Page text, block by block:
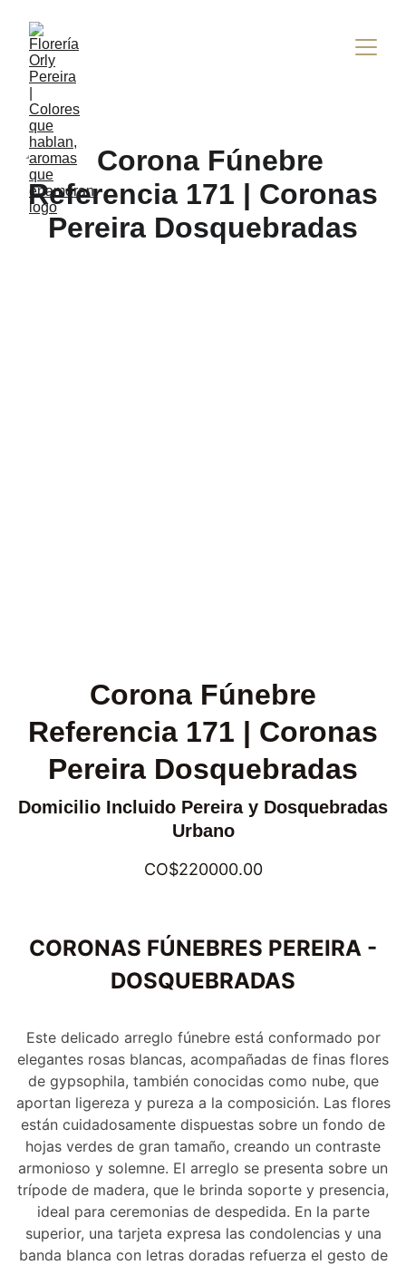
Corona Fúnebre
Referencia 171 | Coronas
Pereira Dosquebradas
Domicilio Incluido Pereira y Dosquebradas
Urbano
CO$220000.00
CORONAS FÚNEBRES PEREIRA -
DOSQUEBRADAS
Este delicado arreglo fúnebre está conformado por
elegantes rosas blancas, acompañadas de finas flores
de gypsophila, también conocidas como nube, que
aportan ligereza y pureza a la composición. Las flores
están cuidadosamente dispuestas sobre un fondo de
hojas verdes de gran tamaño, creando un contraste
armonioso y solemne. El arreglo se presenta sobre un
trípode de madera, que le brinda soporte y presencia,
ideal para ceremonias de despedida. En la parte
superior, una tarjeta expresa las condolencias y una
banda blanca con letras doradas refuerza el gesto de